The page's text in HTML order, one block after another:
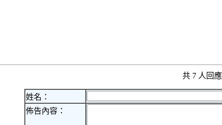
共 7 人回
姓名：
佈告內容：